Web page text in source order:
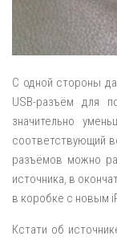
С одной стороны
USB-разъём для
значительно
соответствующий
разъёмов можно
источника, в
в коробке с новым
Кстати об